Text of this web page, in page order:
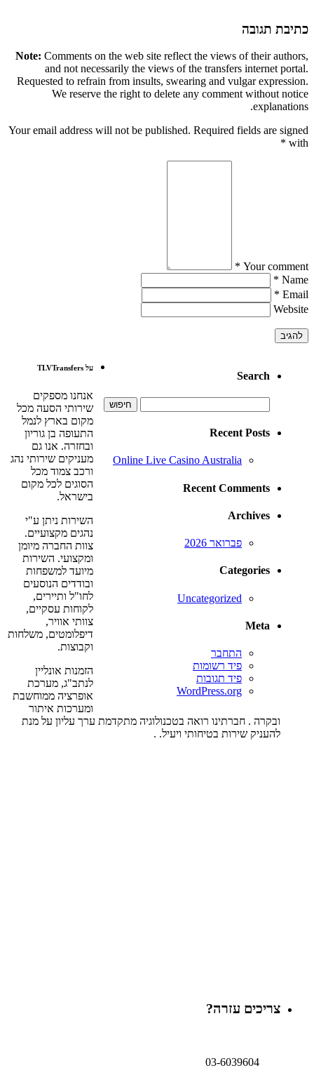
כתיבת תגובה
Note: Comments on the web site reflect the views of their authors,
and not necessarily the views of the transfers internet portal.
Requested to refrain from insults, swearing and vulgar expression.
We reserve the right to delete any comment without notice
explanations.
Your email address will not be published. Required fields are signed
with
*
Your comment *
Name *
Email *
Website
Search
Recent Posts
Online Live Casino Australia
Recent Comments
Archives
פברואר 2026
Categories
Uncategorized
Meta
התחבר
פיד רשומות
פיד תגובות
WordPress.org
על TLVTransfers
אנחנו מספקים
שירותי הסעה מכל
מקום בארץ לנמל
התעופה בן גוריון
ובחזרה. אנו גם
מעניקים שירותי נהג
ורכב צמוד מכל
הסוגים לכל מקום
בישראל.
השירות ניתן ע"י
נהגים מקצועיים.
צוות החברה מיומן
ומקצועי. השירות
מיועד למשפחות
ובודדים הנוסעים
לחו"ל ותיירים,
לקוחות עסקיים,
צוותי אוויר,
דיפלומטים, משלחות
וקבוצות.
הזמנות אונליין
לנתב"ג, מערכת
אופרציה ממוחשבת
ומערכות איתור
ובקרה . חברתינו רואה בטכנולוגיה מתקדמת ערך עליון על מנת
להעניק שירות בטיחותי ויעיל. .
צריכים עזרה?
03-6039604